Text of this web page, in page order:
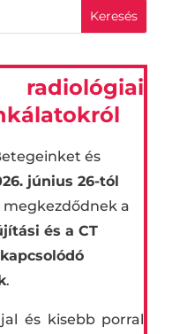
radiológiai
és
június 26-tól
a
és a CT
.
és kisebb porral